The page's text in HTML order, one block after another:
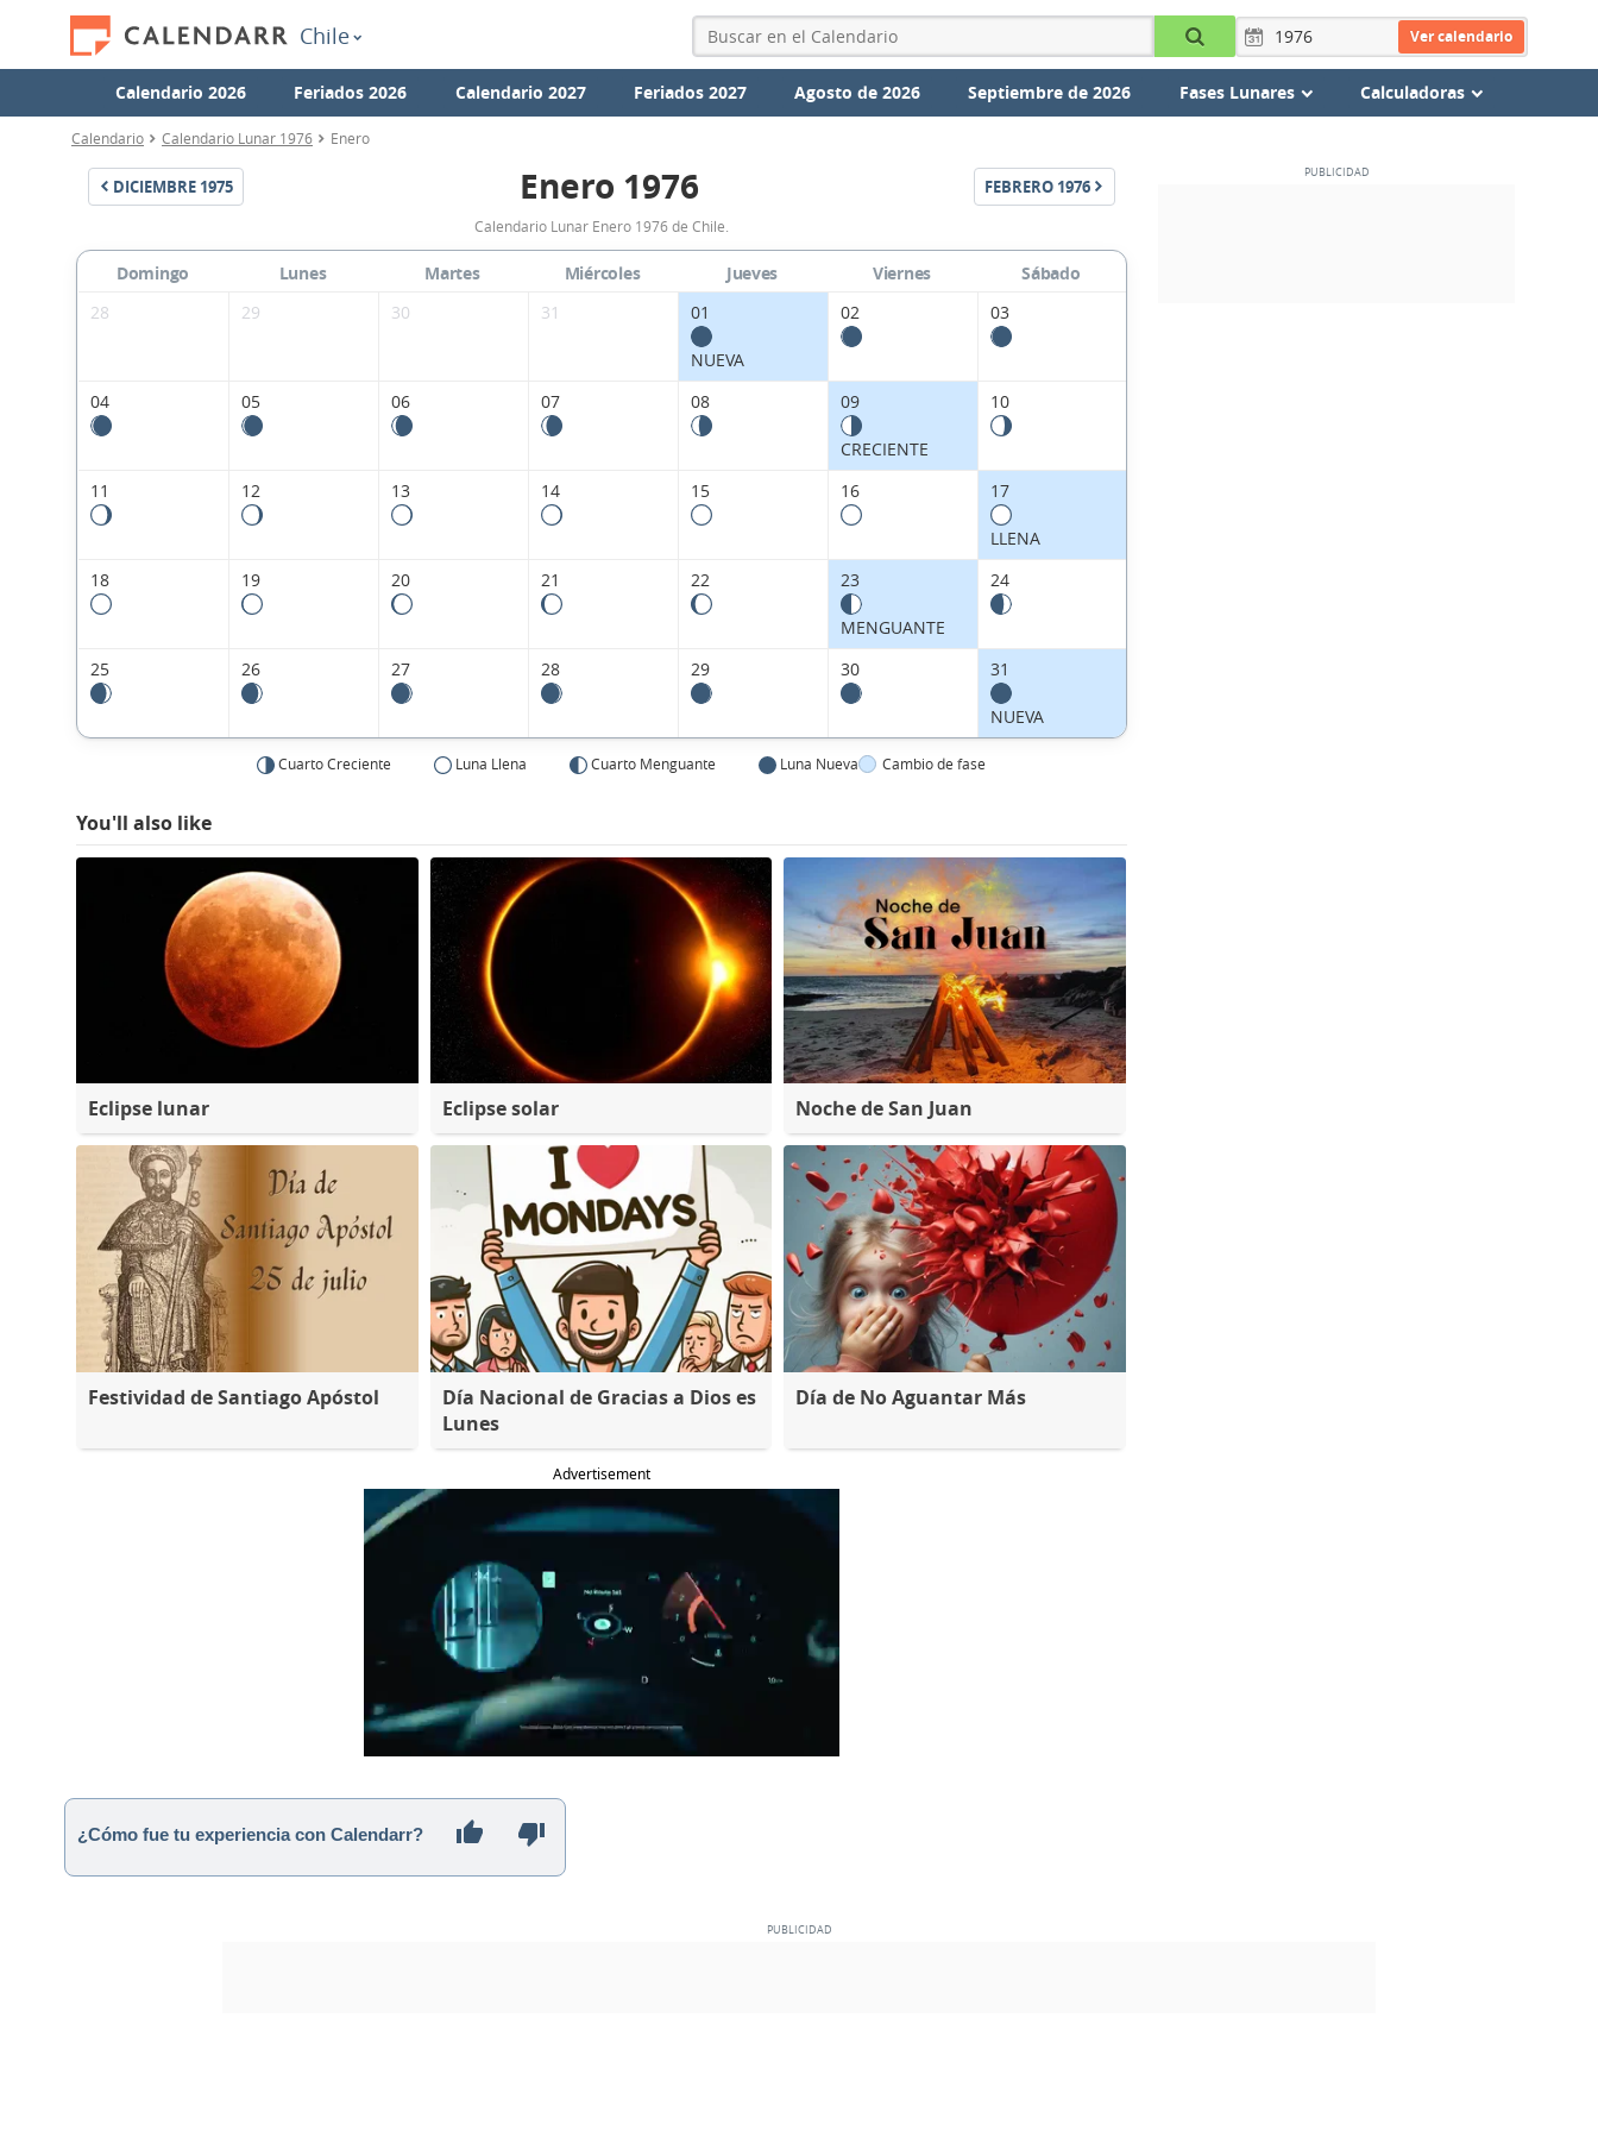
Chile Ver calendario
Calendario 2026 Feriados 2026 Calendario 2027 Feriados 2027 Agosto de 2026 Septiembre de 2026 Fases Lunares Calculadoras
Calendario Calendario Lunar 1976 Enero
DICIEMBRE 1975
Calendario
Lunar
Enero
Chile.
Enero 1976 FEBRERO 1976
Calendario Lunar Enero 1976 de Chile.
Domingo Lunes Martes Miércoles Jueves Viernes
Sábado
28
29 30 31 01
NUEVA
02 03
04 05 06 07 08 09
CRECIENTE
10
11 12 13 14 15 16 17
LLENA
18
19 20 21 22 23
MENGUANTE
24
25 26 27 28 29 30 31
NUEVA
Cuarto Creciente Luna Llena Cuarto Menguante Luna Nueva Cambio de fase
You'll also like
Eclipse lunar Eclipse solar Noche de San Juan
Festividad de Santiago Apóstol
Día Nacional de Gracias a Dios es
Lunes
Día de No Aguantar Más
Advertisement
¿Cómo fue tu experiencia con Calendarr?